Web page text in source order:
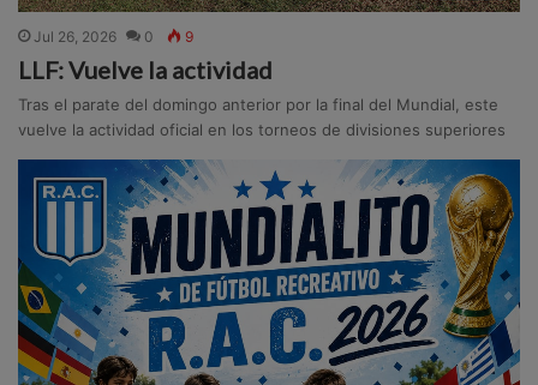
Jul 26, 2026 0 9
LLF: Vuelve la actividad
Tras el parate del domingo anterior por la final del Mundial, este
vuelve la actividad oficial en los torneos de divisiones superiores